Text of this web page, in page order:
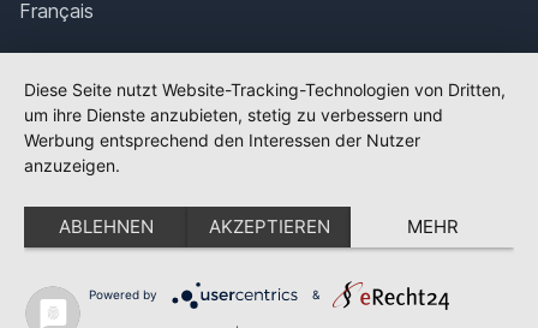
Français
Polska
Português
Nederlands
Svenska
Diese Seite nutzt Website-Tracking-Technologien von Dritten,
um ihre Dienste anzubieten, stetig zu verbessern und
Werbung entsprechend den Interessen der Nutzer
anzuzeigen.
ABLEHNEN AKZEPTIEREN MEHR
Powered by &